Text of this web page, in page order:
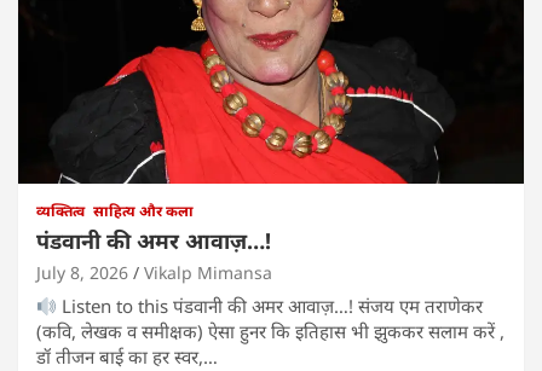
व्यक्तित्व साहित्य और कला
पंडवानी की अमर आवाज़…!
July 8, 2026 Vikalp Mimansa
Listen to this पंडवानी की अमर आवाज़…! संजय एम तराणेकर
(कवि, लेखक व समीक्षक) ऐसा हुनर कि इतिहास भी झुककर सलाम करें ,
डॉ तीजन बाई का हर स्वर,…